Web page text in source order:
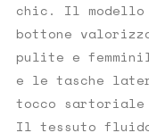
chic. Il modello
bottone
pulite e
e le tasche
tocco
Il tessuto